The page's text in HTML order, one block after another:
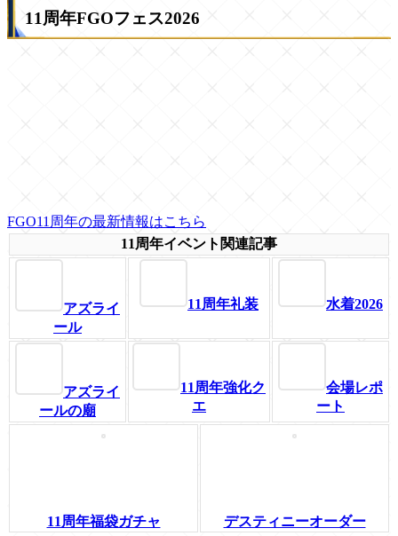
11周年FGOフェス2026
FGO11周年の最新情報はこちら
11周年イベント関連記事
アズライ
ール
11周年礼装 水着2026
アズライ
ールの廟
11周年強化ク
エ
会場レポ
ート
11周年福袋ガチャ デスティニーオーダー